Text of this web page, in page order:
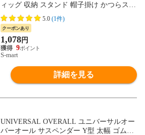
ィッグ 収納 スタンド 帽子掛け かつらスタ
ンド ウイッグスタンド ディスプレイ 帽子
収納 スタンド 19
5.0 (1件)
クーポンあり
1,078円
9
S-mart
詳細を見る
UNIVERSAL OVERALL ユニバーサルオー
バーオール サスペンダー Y型 太幅 ゴム地